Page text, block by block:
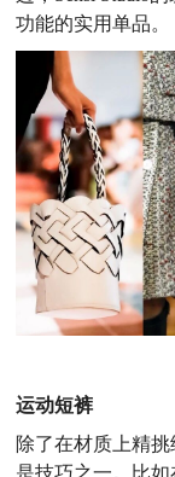
功能的实用单品。
运动短裤
除了在材质上精